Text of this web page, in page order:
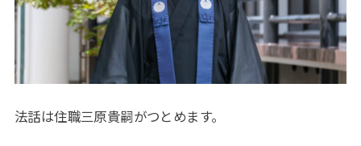
法話は住職三原貴嗣がつとめます。